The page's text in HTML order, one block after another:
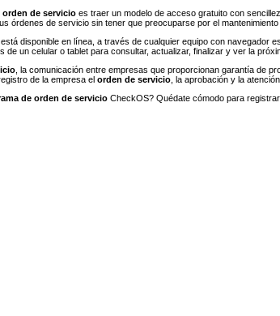
orden de servicio es traer un modelo de acceso gratuito con
órdenes de servicio sin tener que preocuparse por el mantenimiento
está disponible en línea, a través de cualquier equipo con navegador
de un celular o tablet para consultar, actualizar, finalizar y ver la
, la comunicación entre empresas que proporcionan garantía de
de la empresa elorden de servicio , la aprobación y la
de orden de servicio CheckOS? Quédate cómodo para